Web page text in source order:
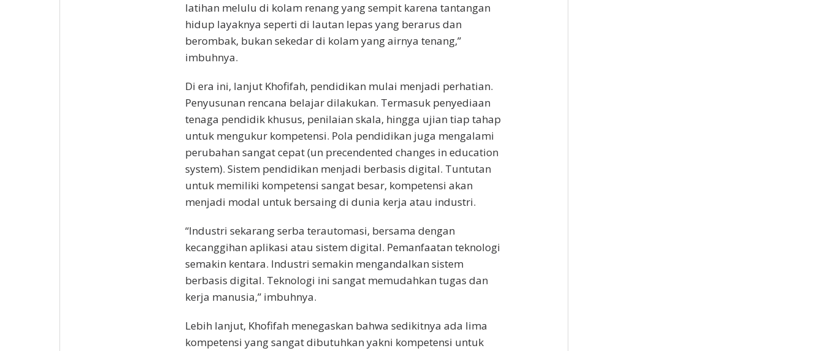
latihan melulu di kolam renang yang sempit karena tantangan
hidup layaknya seperti di lautan lepas yang berarus dan
berombak, bukan sekedar di kolam yang airnya tenang,”
imbuhnya.
Di era ini, lanjut Khofifah, pendidikan mulai menjadi perhatian.
Penyusunan rencana belajar dilakukan. Termasuk penyediaan
tenaga pendidik khusus, penilaian skala, hingga ujian tiap tahap
untuk mengukur kompetensi. Pola pendidikan juga mengalami
perubahan sangat cepat (un precendented changes in education
system). Sistem pendidikan menjadi berbasis digital. Tuntutan
untuk memiliki kompetensi sangat besar, kompetensi akan
menjadi modal untuk bersaing di dunia kerja atau industri.
“Industri sekarang serba terautomasi, bersama dengan
kecanggihan aplikasi atau sistem digital. Pemanfaatan teknologi
semakin kentara. Industri semakin mengandalkan sistem
berbasis digital. Teknologi ini sangat memudahkan tugas dan
kerja manusia,” imbuhnya.
Lebih lanjut, Khofifah menegaskan bahwa sedikitnya ada lima
kompetensi yang sangat dibutuhkan yakni kompetensi untuk